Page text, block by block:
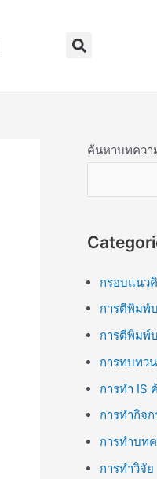
Search
ค้นหาบทควา
กรอบแนว
การตีพิมพ์
การตีพิมพ์
การทบทว
การทำ IS
การทำกิจ
การทำบท
การทำวิจัย